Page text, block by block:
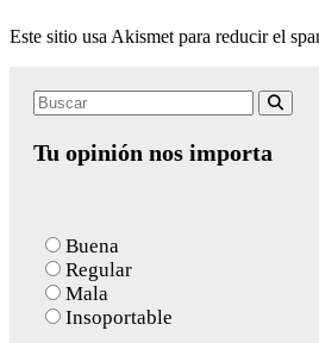
Este sitio usa Akismet para reducir el
Search
Tu opinión nos importa
Buena
Regular
Mala
Insoportable